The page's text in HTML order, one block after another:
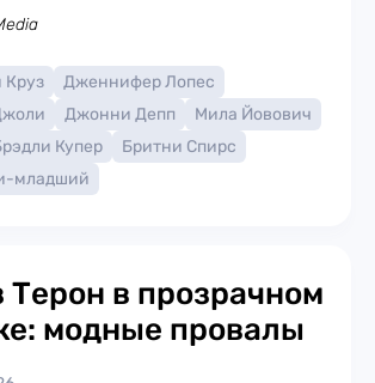
Круз
Дженнифер Лопес
Джонни Депп
Мила Йовович
Купер
Бритни Спирс
младший
в прозрачном
модные провалы